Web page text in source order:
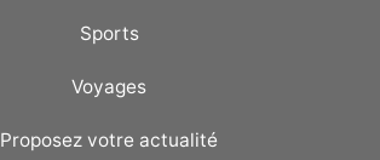
Sports
Voyages
Proposez votre actualité